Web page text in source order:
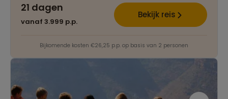
21 dagen
vanaf 3.999 p.p.
Bekijk reis
Bijkomende kosten €26,25 p.p. op basis van 2 personen